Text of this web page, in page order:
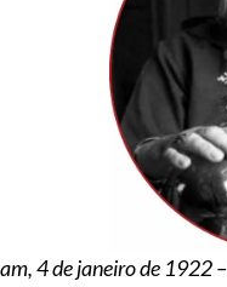
4 de janeiro de 1922